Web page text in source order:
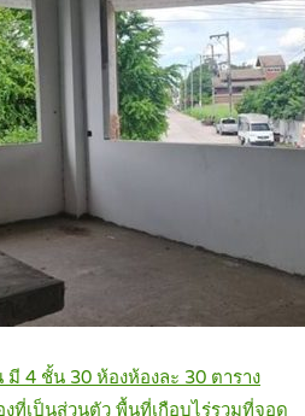
4 ชั้น 30 ห้องห้องละ 30 ตาราง
ที่เป็นส่วนตัว พื้นที่เกือบไร่รวมที่จอด